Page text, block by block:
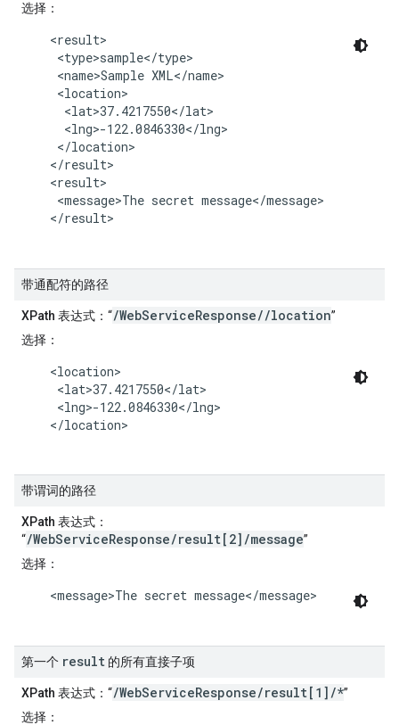
选择 ：
    <result>
     <type>sample</type>
     <name>Sample XML</name>
     <location>
      <lat>37.4217550</lat>
      <lng>-122.0846330</lng>
     </location>
    </result>
    <result>
     <message>The secret message</message>
    </result>
带通配符的路径
XPath 表达式 ：“/WebServiceResponse//location”
选择 ：
    <location>
     <lat>37.4217550</lat>
     <lng>-122.0846330</lng>
    </location>
带谓词的路径
XPath 表达式 ：
“/WebServiceResponse/result[2]/message”
选择 ：
    <message>The secret message</message>
第一个 result 的所有直接子项
XPath 表达式 ：“/WebServiceResponse/result[1]/*”
选择 ：